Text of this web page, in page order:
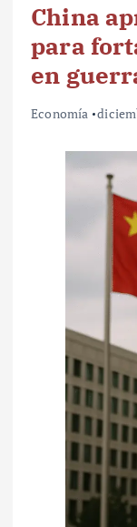
China
para
en
Economía